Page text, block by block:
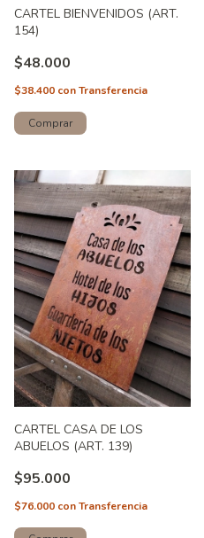
CARTEL BIENVENIDOS (ART.
154)
$48.000
$38.400 conTransferencia
CARTEL CASA DE LOS
ABUELOS (ART. 139)
$95.000
$76.000 conTransferencia